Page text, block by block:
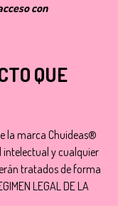
con
QUE
la marca Chuideas®
intelectual y cualquier
tratados de forma
LEGAL DE LA